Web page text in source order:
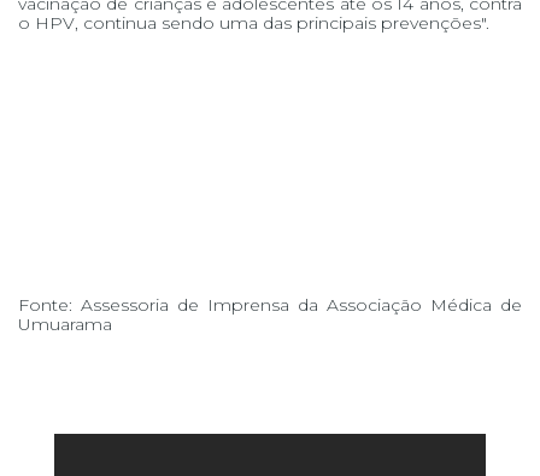
o HPV, continua sendo uma das principais prevenções".
Fonte: Assessoria de Imprensa da Associação Médica de
Umuarama